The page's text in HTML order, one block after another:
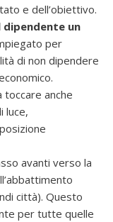
e dell’obiettivo.
un
per
di non dipendere
anche
luce,
avanti verso la
città). Questo
per tutte quelle